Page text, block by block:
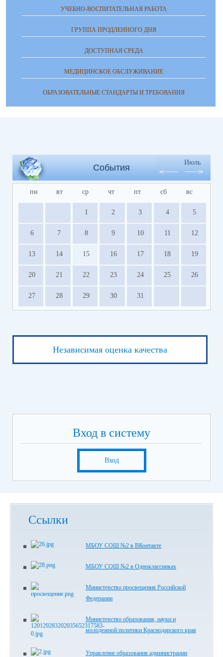
УЧЕБНО-ВОСПИТАТЕЛЬНАЯ РАБОТА
ГРУППА ПРОДЛЕННОГО ДНЯ
ДОСТУПНАЯ СРЕДА
МЕДИЦИНСКОЕ ОБСЛУЖИВАНИЕ
ОБРАЗОВАТЕЛЬНЫЕ СТАНДАРТЫ И ТРЕБОВАНИЯ
События
Июль
пн вт ср чт пт сб вс
1 2 3 4 5
6 7 8 9 10 11 12
13 14 15 16 17 18 19
20 21 22 23 24 25 26
27 28 29 30 31
Независимая оценка качества
Вход в систему
Вход
Ссылки
МБОУ СОШ №2 в ВКонтакте
МБОУ СОШ №2 в Одноклассниках
Министерство просвещения Российской
Федерации
Министерство образования, науки и
молодежной политики Краснодарского края
Управление образования администрации